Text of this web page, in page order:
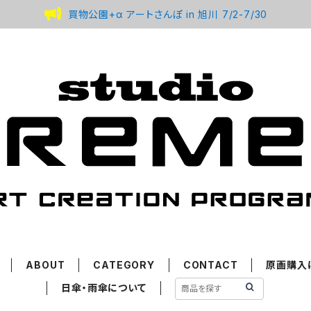
買物公園+α アートさんぽ in 旭川 7/2-7/30
ABOUT CATEGORY CONTACT
原画購入
日傘・雨傘について